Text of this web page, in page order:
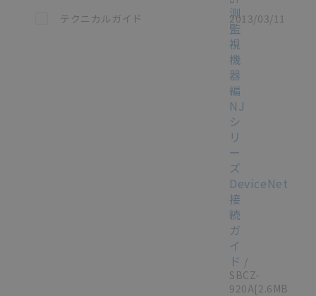
この資料を選択
テクニカルガイド
測
監
視
機
器
編
NJ
シ
リ
ー
ズ
DeviceNet（
接
続
ガ
イ
ド /
SBCZ-
920A[2.6MB]
2013/03/11